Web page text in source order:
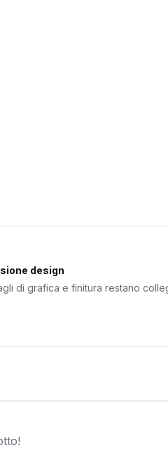
design
di grafica e finitura restano